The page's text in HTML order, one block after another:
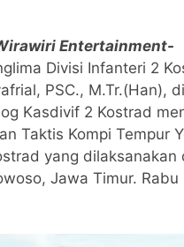
Entertainment-
Divisi Infanteri 2
PSC., M.Tr.(Han),
Kasdivif 2 Kostrad
Taktis Kompi Tempur
yang dilaksanakan
Jawa Timur. Rabu